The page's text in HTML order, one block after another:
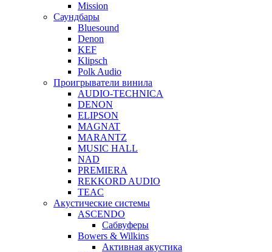
Mission
Саундбары
Bluesound
Denon
KEF
Klipsch
Polk Audio
Проигрыватели винила
AUDIO-TECHNICA
DENON
ELIPSON
MAGNAT
MARANTZ
MUSIC HALL
NAD
PREMIERA
REKKORD AUDIO
TEAC
Акустические системы
ASCENDO
Сабвуферы
Bowers & Wilkins
Активная акустика